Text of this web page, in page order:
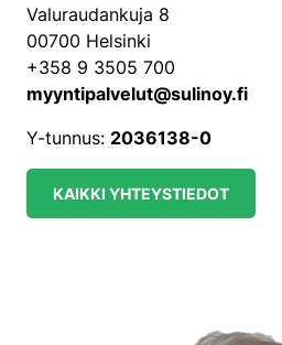
Valuraudankuja 8
00700 Helsinki
+358 9 3505 700
myyntipalvelut@sulinoy.fi
Y-tunnus: 2036138-0
KAIKKI YHTEYSTIEDOT